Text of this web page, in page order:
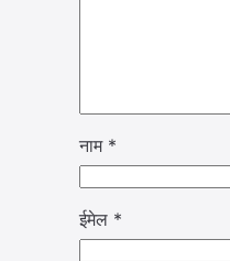
नाम *
ईमेल *